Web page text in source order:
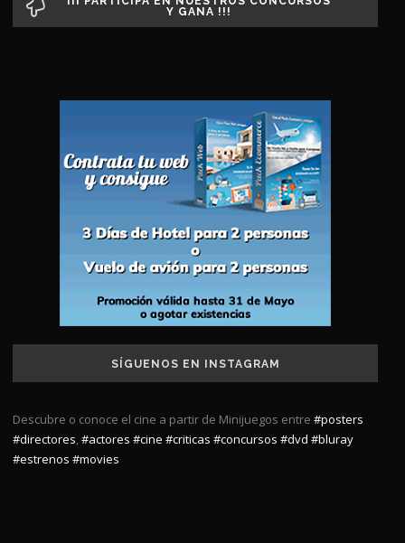
Y GANA !!!
SÍGUENOS EN INSTAGRAM
Descubre o conoce el cine a partir de Minijuegos entre #posters
#directores,#actores #cine #criticas #concursos #dvd #bluray
#estrenos #movies